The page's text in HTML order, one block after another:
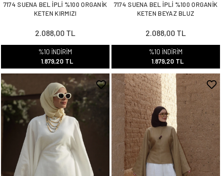
7174 SUENA BEL İPLİ %100 ORGANİK
KETEN KIRMIZI
2.088,00 TL
%10 İNDİRİM
1.879,20 TL
7174 SUENA BEL İPLİ %100 ORGANİK
KETEN BEYAZ BLUZ
2.088,00 TL
%10 İNDİRİM
1.879,20 TL